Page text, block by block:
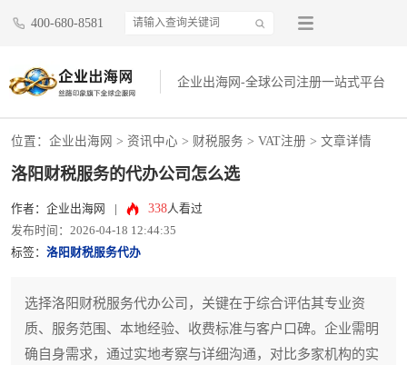
400-680-8581
企业出海网-全球公司注册一站式平台
位置： 企业出海网 > 资讯中心 > 财税服务 > VAT注册 > 文章详情
洛阳财税服务的代办公司怎么选
作者：企业出海网 338人看过
发布时间：2026-04-18 12:44:35
标签： 洛阳财税服务代办
选择洛阳财税服务代办公司，关键在于综合评估其专业资
质、服务范围、本地经验、收费标准与客户口碑。企业需明
确自身需求，通过实地考察与详细沟通，对比多家机构的实